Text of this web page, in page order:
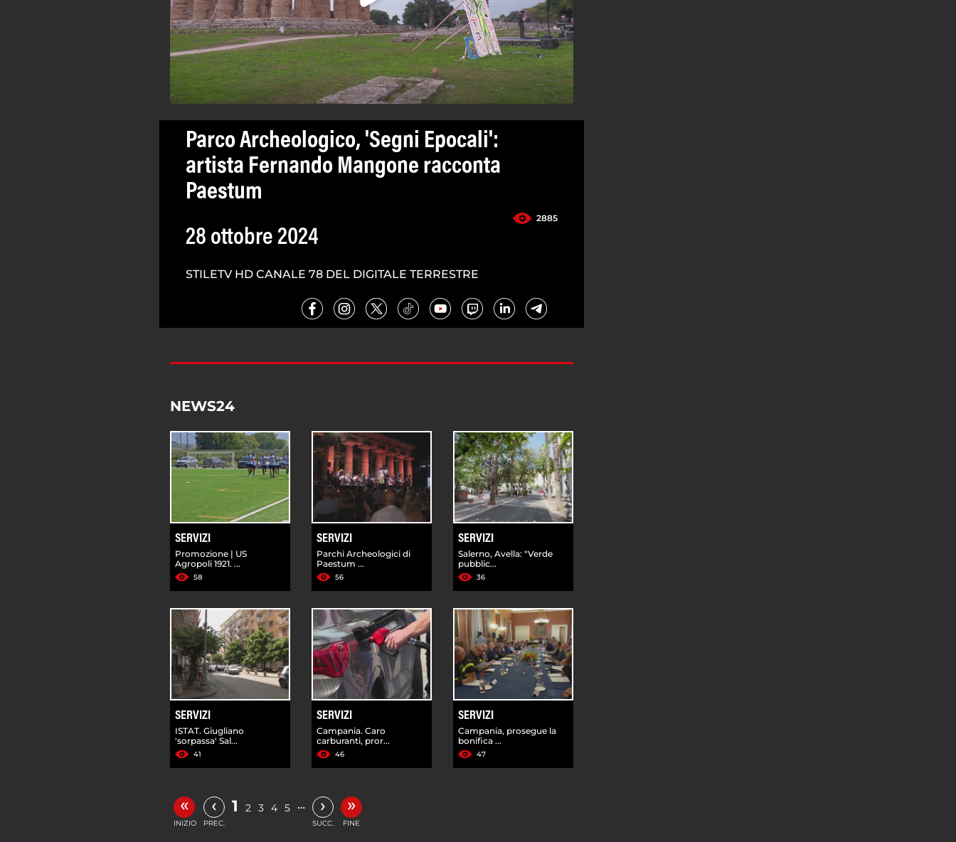
Parco Archeologico, 'Segni Epocali':
artista Fernando Mangone racconta
Paestum
2885
28 ottobre 2024
STILETV HD CANALE 78 DEL DIGITALE TERRESTRE
NEWS24
SERVIZI
Promozione | US
Agropoli 1921. ...
58
SERVIZI
Parchi Archeologici di
Paestum ...
56
SERVIZI
Salerno, Avella: "Verde
pubblic...
36
SERVIZI
ISTAT. Giugliano
'sorpassa' Sal...
41
SERVIZI
Campania. Caro
carburanti, pror...
46
SERVIZI
Campania, prosegue la
bonifica ...
47
«
INIZIO
‹
PREC.
1 2 3 4 5 … ›
SUCC.
»
FINE